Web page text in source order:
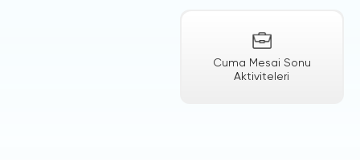
Cuma Mesai Sonu
Aktiviteleri